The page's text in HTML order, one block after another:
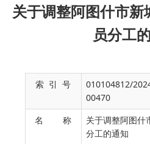
关于调整阿图什市
员分工
索 引 号
010104812/
00470
名 称
关于调整阿图什
分工的通知